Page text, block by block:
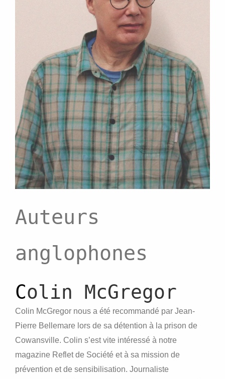
Auteurs
anglophones
Colin McGregor
Colin McGregor nous a été recommandé par Jean-
Pierre Bellemare lors de sa détention à la prison de
Cowansville. Colin s’est vite intéressé à notre
magazine Reflet de Société et à sa mission de
prévention et de sensibilisation. Journaliste